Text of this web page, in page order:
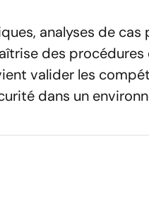
analyses de
des
valider les
dans un